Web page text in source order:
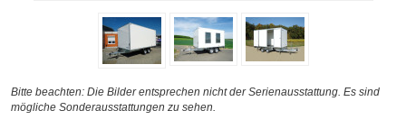
Bitte beachten: Die Bilder entsprechen nicht der Serienausstattung. Es sind
mögliche Sonderausstattungen zu sehen.